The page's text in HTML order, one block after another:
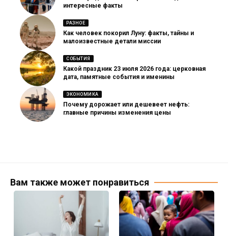
интересные факты
РАЗНОЕ
Как человек покорил Луну: факты, тайны и
малоизвестные детали миссии
СОБЫТИЯ
Какой праздник 23 июля 2026 года: церковная
дата, памятные события и именины
ЭКОНОМИКА
Почему дорожает или дешевеет нефть:
главные причины изменения цены
Вам также может понравиться